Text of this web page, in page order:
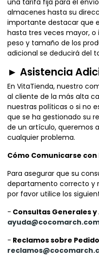
almacenes hasta su
importante destacar que
hasta tres veces mayor, o
peso y tamaño de los
adicional se deducirá del
► Asistencia
En VitaTienda, nuestro
al cliente de la más alta
nuestras políticas o si no
que se ha gestionado su
de un artículo, queremos
cualquier problema.
Cómo Comunicarse
Para asegurar que su
departamento correcto y
por favor utilice los
- Consultas Generales y
- Reclamos sobre